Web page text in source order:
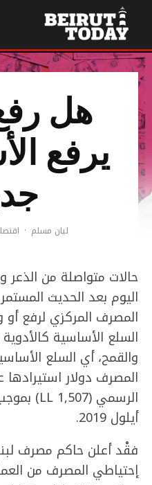
هل
يرفع
ليان مسلم ·
حالات متواصلة من الذعر
اليوم بعد الحديث
المصرف المركزي لرفع
السلع الأساسية
والقمح، أي السلع
المصرف دولار
أيلول 2019.
فقْد أعلن حاكم مصرف